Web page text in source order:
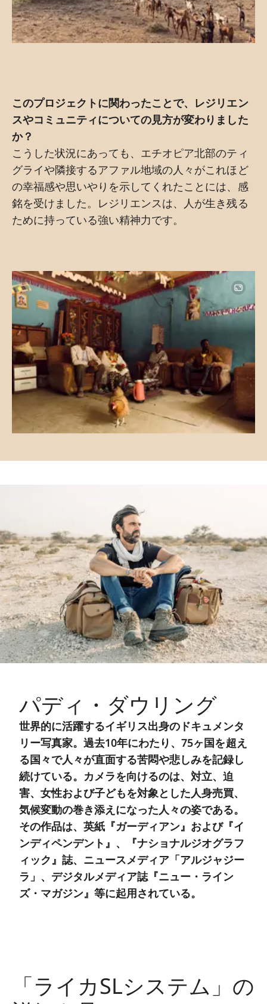
このプロジェクトに関わったことで、レジリエン
スやコミュニティについての見方が変わりました
か？
こうした状況にあっても、エチオピア北部のティ
グライや隣接するアファル地域の人々がこれほど
の幸福感や思いやりを示してくれたことには、感
銘を受けました。レジリエンスは、人が生き残る
ために持っている強い精神力です。
Image
パディ・ダウリング
世界的に活躍するイギリス出身のドキュメンタ
リー写真家。過去10年にわたり、75ヶ国を超え
る国々で人々が直面する苦悶や悲しみを記録し
続けている。カメラを向けるのは、対立、迫
害、女性および子どもを対象とした人身売買、
気候変動の巻き添えになった人々の姿である。
その作品は、英紙『ガーディアン』および『イ
ンディペンデント』、『ナショナルジオグラフ
ィック』誌、ニュースメディア「アルジャジー
ラ」、デジタルメディア誌『ニュー・ライン
ズ・マガジン』等に起用されている。
「ライカSLシステム」の